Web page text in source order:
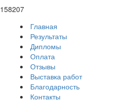
158207
Главная
Результаты
Дипломы
Оплата
Отзывы
Выставка работ
Благодарность
Контакты